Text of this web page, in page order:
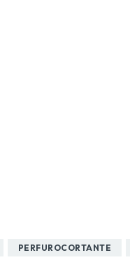
PERFUROCORTANTE